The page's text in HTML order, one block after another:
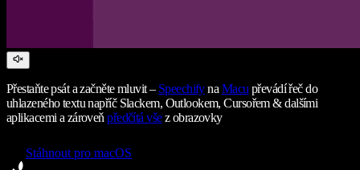
Přestaňte psát a začněte mluvit – Speechifyna Macu převádí řeč do
uhlazeného textu napříč Slackem, Outlookem, Cursořem & dalšími
aplikacemi a zároveňpředčítá všez obrazovky
Stáhnout pro macOS